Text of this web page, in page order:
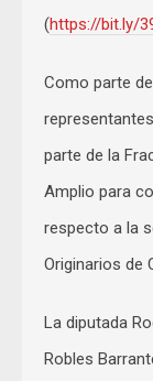
(https://bit.ly/
Como parte
parte de la
Amplio para
respecto a la
Originarios de
La diputada
Robles